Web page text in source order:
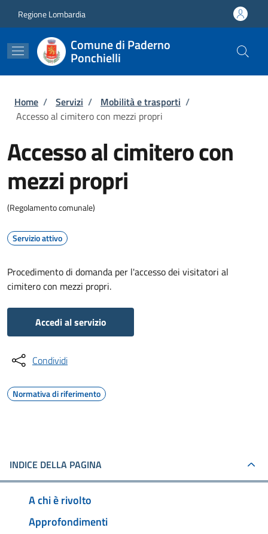
Regione Lombardia
Comune di Paderno
Ponchielli
Briciole di pane
Home / Servizi / Mobilità e trasporti /
Accesso al cimitero con mezzi propri
Accesso al cimitero con
mezzi propri
(Regolamento comunale)
Servizio attivo
Procedimento di domanda per l'accesso dei visitatori al
cimitero con mezzi propri.
Accedi al servizio
Condividi
Normativa di riferimento
INDICE DELLA PAGINA
A chi è rivolto
Approfondimenti